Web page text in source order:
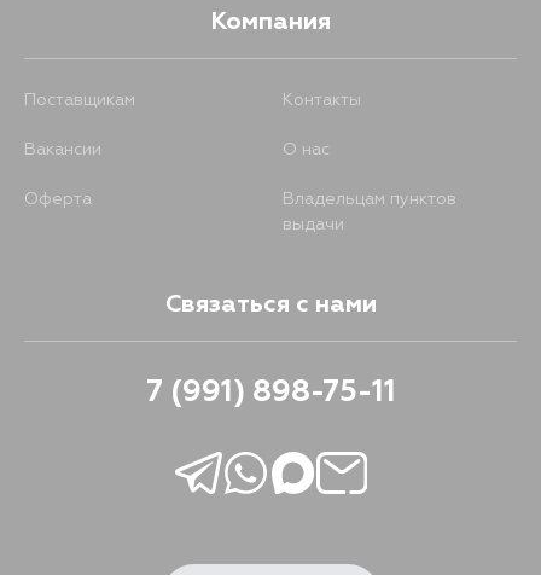
Компания
Поставщикам Контакты
Вакансии О нас
Оферта
Владельцам пунктов
выдачи
Связаться с нами
7 (991) 898-75-11